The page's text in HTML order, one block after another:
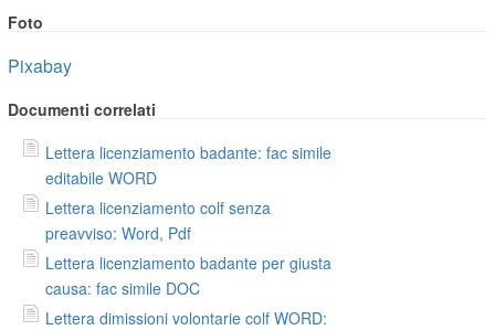
Foto
Pixabay
Documenti correlati
Lettera licenziamento badante: fac simile
editabile WORD
Lettera licenziamento colf senza
preavviso: Word, Pdf
Lettera licenziamento badante per giusta
causa: fac simile DOC
Lettera dimissioni volontarie colf WORD: